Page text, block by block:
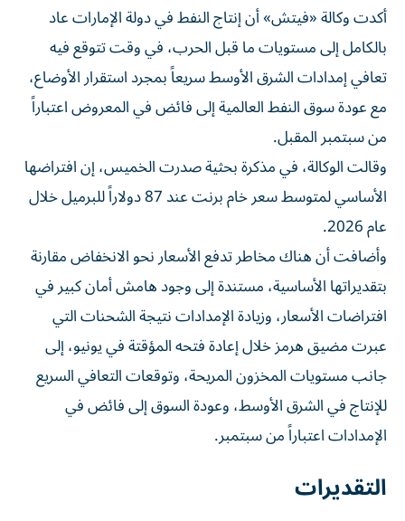
أكدت وكالة «فيتش» أن إنتاج النفط في دولة الإمارات عاد
بالكامل إلى مستويات ما قبل الحرب، في وقت تتوقع فيه
تعافي إمدادات الشرق الأوسط سريعاً بمجرد استقرار الأوضاع،
مع عودة سوق النفط العالمية إلى فائض في المعروض اعتباراً
من سبتمبر المقبل.
وقالت الوكالة، في مذكرة بحثية صدرت الخميس، إن افتراضها
الأساسي لمتوسط سعر خام برنت عند 87 دولاراً للبرميل خلال
عام 2026.
وأضافت أن هناك مخاطر تدفع الأسعار نحو الانخفاض مقارنة
بتقديراتها الأساسية، مستندة إلى وجود هامش أمان كبير في
افتراضات الأسعار، وزيادة الإمدادات نتيجة الشحنات التي
عبرت مضيق هرمز خلال إعادة فتحه المؤقتة في يونيو، إلى
جانب مستويات المخزون المريحة، وتوقعات التعافي السريع
للإنتاج في الشرق الأوسط، وعودة السوق إلى فائض في
الإمدادات اعتباراً من سبتمبر.
التقديرات